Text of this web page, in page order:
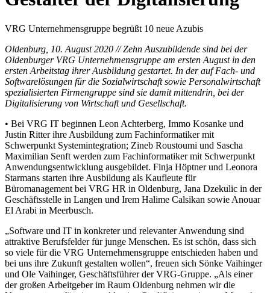
VRG Unternehmensgruppe begrüßt 10 neue Azubis
Oldenburg, 10. August 2020 // Zehn Auszubildende sind bei der
Oldenburger VRG Unternehmensgruppe am ersten August in den
ersten Arbeitstag ihrer Ausbildung gestartet. In der auf Fach- und
Softwarelösungen für die Sozialwirtschaft sowie Personalwirtschaft
spezialisierten Firmengruppe sind sie damit mittendrin, bei der
Digitalisierung von Wirtschaft und Gesellschaft.
• Bei VRG IT beginnen Leon Achterberg, Immo Kosanke und
Justin Ritter ihre Ausbildung zum Fachinformatiker mit
Schwerpunkt Systemintegration; Zineb Roustoumi und Sascha
Maximilian Senft werden zum Fachinformatiker mit Schwerpunkt
Anwendungsentwicklung ausgebildet. Finja Höptner und Leonora
Starmans starten ihre Ausbildung als Kaufleute für
Büromanagement bei VRG HR in Oldenburg, Jana Dzekulic in der
Geschäftsstelle in Langen und Irem Halime Calsikan sowie Anouar
El Arabi in Meerbusch.
„Software und IT in konkreter und relevanter Anwendung sind
attraktive Berufsfelder für junge Menschen. Es ist schön, dass sich
so viele für die VRG Unternehmensgruppe entschieden haben und
bei uns ihre Zukunft gestalten wollen“, freuen sich Sönke Vaihinger
und Ole Vaihinger, Geschäftsführer der VRG-Gruppe. „Als einer
der großen Arbeitgeber im Raum Oldenburg nehmen wir die